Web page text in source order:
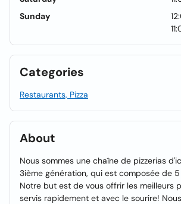
Sunday
Categories
Restaurants, Pizza
About
Nous sommes une chaîne de pizzerias
3ième génération, qui est composée de
Notre but est de vous offrir les meilleurs
servis rapidement et avec le sourire!